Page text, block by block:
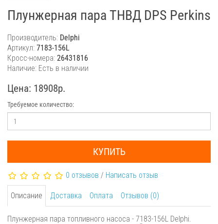
Плунжерная пара ТНВД DPS Perkins
Производитель: Delphi
Артикул: 7183-156L
Кросс-номера: 26431816
Наличие: Есть в наличии
Цена: 18908р.
Требуемое количество:
КУПИТЬ
0 отзывов / Написать отзыв
Описание Доставка Оплата Отзывов (0)
Плунжерная пара топливного насоса - 7183-156L Delphi.